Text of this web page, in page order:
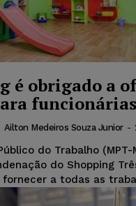
é obrigado a
funcionárias
Ailton Medeiros Souza Junior -
do Trabalho
do Shopping
fornecer a todas as